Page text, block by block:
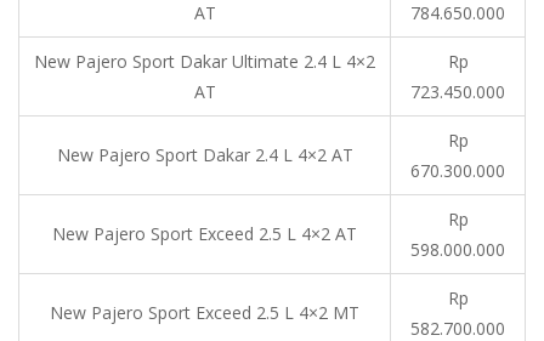
AT
784.650.000
New Pajero Sport Dakar Ultimate 2.4 L 4×2
AT
Rp
723.450.000
New Pajero Sport Dakar 2.4 L 4×2 AT
Rp
670.300.000
New Pajero Sport Exceed 2.5 L 4×2 AT
Rp
598.000.000
New Pajero Sport Exceed 2.5 L 4×2 MT
Rp
582.700.000